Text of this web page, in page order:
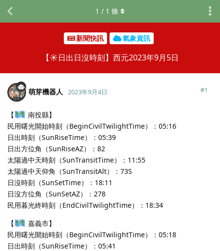
新聞快訊 氣象資訊
【☀️日出日沒時刻】西元2023年9月5日
1 / 1 條
萌芽機器人 2023年9月4日 #1
【
南投縣】
民用曙光開始時刻（BeginCivilTwilightTime）：05:16
日出時刻（SunRiseTime）：05:39
日出方位角（SunRiseAZ）：82
太陽過中天時刻（SunTransitTime）：11:55
太陽過中天仰角（SunTransitAlt）：73S
日沒時刻（SunSetTime）：18:11
日沒方位角（SunSetAZ）：278
民用暮光終時刻（EndCivilTwilightTime）：18:34
【
嘉義市】
民用曙光開始時刻（BeginCivilTwilightTime）：05:18
日出時刻（SunRiseTime）：05:41